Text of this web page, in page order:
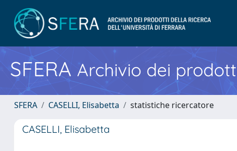
SFERA Archivio dei
SFERA CASELLI, Elisabetta statistiche ricercatore
CASELLI, Elisabetta